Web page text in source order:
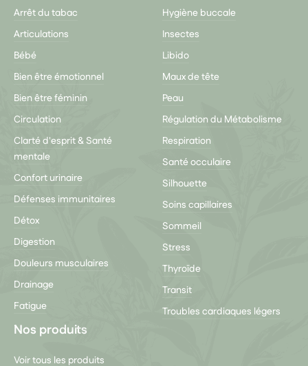
Arrêt du tabac
Articulations
Bébé
Bien être émotionnel
Bien être féminin
Circulation
Clarté d'esprit & Santé
mentale
Confort urinaire
Défenses immunitaires
Détox
Digestion
Douleurs musculaires
Drainage
Fatigue
Hygiène buccale
Insectes
Libido
Maux de tête
Peau
Régulation du Métabolisme
Respiration
Santé occulaire
Silhouette
Soins capillaires
Sommeil
Stress
Thyroïde
Transit
Troubles cardiaques légers
Nos produits
Voir tous les produits